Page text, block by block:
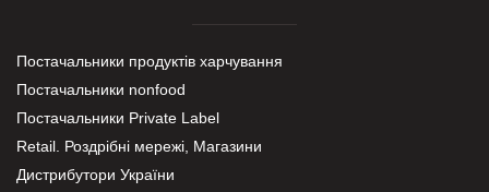
Постачальники продуктів харчування
Постачальники nonfood
Постачальники Private Label
Retail. Роздрібні мережі, Магазини
Дистрибутори України